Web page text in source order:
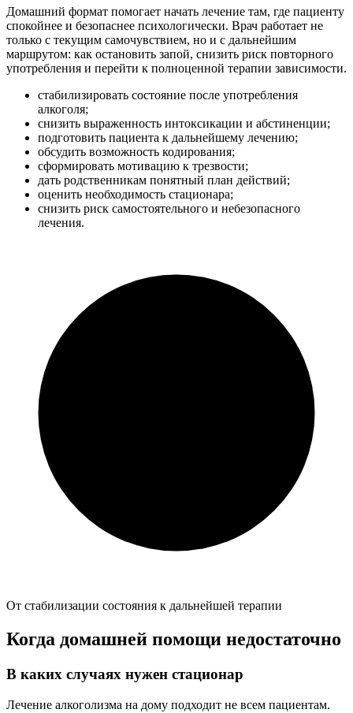
Домашний формат помогает начать лечение там, где пациенту
спокойнее и безопаснее психологически. Врач работает не
только с текущим самочувствием, но и с дальнейшим
маршрутом: как остановить запой, снизить риск повторного
употребления и перейти к полноценной терапии зависимости.
стабилизировать состояние после употребления
алкоголя;
снизить выраженность интоксикации и абстиненции;
подготовить пациента к дальнейшему лечению;
обсудить возможность кодирования;
сформировать мотивацию к трезвости;
дать родственникам понятный план действий;
оценить необходимость стационара;
снизить риск самостоятельного и небезопасного
лечения.
От стабилизации состояния к дальнейшей терапии
Когда домашней помощи недостаточно
В каких случаях нужен стационар
Лечение алкоголизма на дому подходит не всем пациентам.